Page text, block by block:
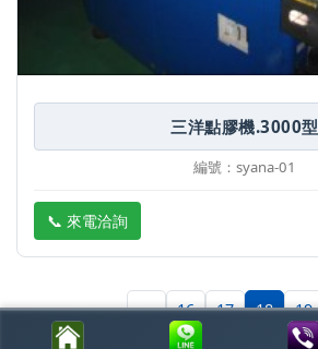
三洋點膠機.3000型
編號：syana-01
📞 來電洽詢
‹ 16 17 18 19